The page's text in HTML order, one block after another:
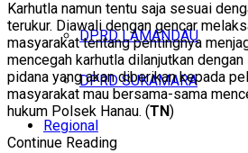
DPRD LAMANDAU
DPRD SUKAMARA
Regional
Karhutla namun tentu saja sesuai
terukur. Diawali dengan gencar
masyarakat tentang pentingnya
mencegah karhutla dilanjutkan
pidana yang akan diberikan kepada
masyarakat mau bersama-sama
hukum Polsek Hanau. (TN)
Continue Reading